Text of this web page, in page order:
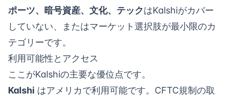
ポーツ、暗号資産、文化、テックはKalshiがカバー
していない、またはマーケット選択肢が最小限のカ
テゴリーです。
利用可能性とアクセス
ここがKalshiの主要な優位点です。
Kalshi はアメリカで利用可能です。CFTC規制の取